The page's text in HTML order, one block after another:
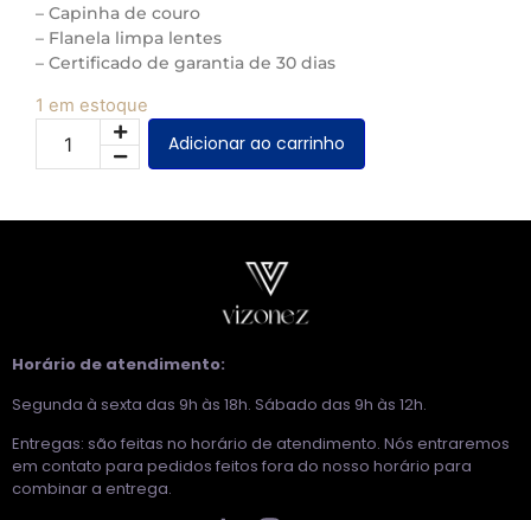
– Capinha de couro
– Flanela limpa lentes
– Certificado de garantia de 30 dias
1 em estoque
Adicionar ao carrinho
Horário de atendimento:
Segunda à sexta das 9h às 18h. Sábado das 9h às 12h.
Entregas: são feitas no horário de atendimento. Nós entraremos
em contato para pedidos feitos fora do nosso horário para
combinar a entrega.